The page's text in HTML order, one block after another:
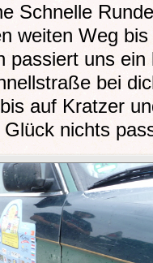
Schnelle
weiten Weg
passiert uns
bei
auf Kratzer
nichts